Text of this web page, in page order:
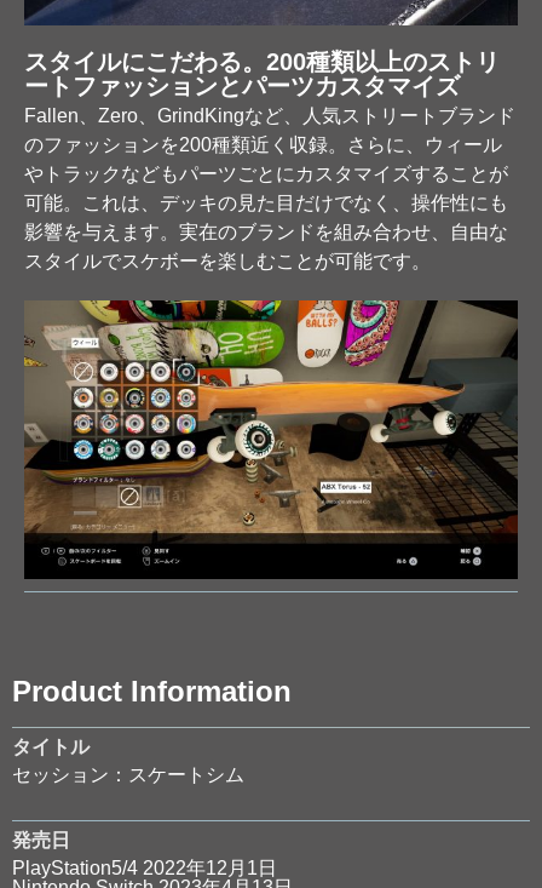
Product Information
タイトル
セッション：スケートシム
発売日
PlayStation5/4 2022年12月1日
スタイルにこだわる。200種類以上のストリ
ートファッションとパーツカスタマイズ
Fallen、Zero、GrindKingなど、人気ストリートブランド
のファッションを200種類近く収録。さらに、ウィール
やトラックなどもパーツごとにカスタマイズすることが
可能。これは、デッキの見た目だけでなく、操作性にも
影響を与えます。実在のブランドを組み合わせ、自由な
スタイルでスケボーを楽しむことが可能です。